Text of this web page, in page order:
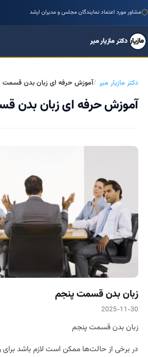
مشاور مورد اعتماد نمایندگان مجلس و مدیران ارشد
دکتر مازیار میر
دکتر مازیار میر آموزش حرفه ای زبان بدن قسمت
آموزش حرفه ای زبان بدن
زبان بدن قسمت پنجم
2025-11-30
زبان بدن قسمت پنجم
در برخی از حالت‌ها ممکن است لازم باشد